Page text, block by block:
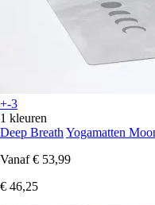
+-3
1 kleuren
Deep Breath Yogamatten
Vanaf € 53,99
€ 46,25